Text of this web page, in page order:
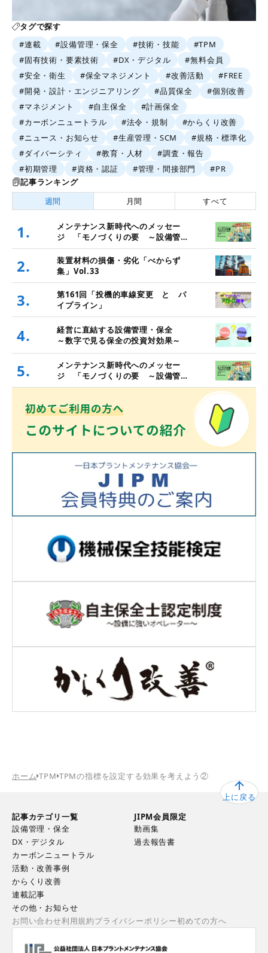
タグで探す
#連載
#設備管理・保全 #技術・技能
#TPM
#固有技術・要素技術
#DX・デジタル
#無料会員
#安全・衛生
#保全マネジメント #改善活動
#FREE
#開発・設計・エンジニアリング
#品質保全
#個別改善
#マネジメント
#自主保全
#計画保全
#カーボンニュートラル
#法令・規制
#からくり改善
#ニュース・お知らせ
#生産管理・SCM
#規格・標準化
#ダイバーシティ
#教育・人材
#調査・報告
#初期管理
#資格・認証 #管理・間接部門
#PR
記事ランキング
週間
月間 すべて
1.
メンテナンス新時代へのメッセー
ジ 「モノづくりの要 ～設備管
理・保全と価値創造～」
2.
装置材料の損傷・劣化「べからず
集」Vol.33
3.
第161回「投機的車線変更 と パ
イプライン」
4.
経営に直結する設備管理・保全
～数字で見る保全の投資対効果～
5.
メンテナンス新時代へのメッセー
ジ 「モノづくりの要 ～設備管
理・保全と価値創造～」
ホーム TPM TPMの指標を設定する効果を考えよう②
上に戻る
記事カテゴリ一覧
設備管理・保全
DX・デジタル
カーボンニュートラル
活動・改善事例
からくり改善
連載記事
その他・お知らせ
JIPM会員限定
動画集
過去報告書
お問い合わせ利用規約プライバシーポリシー初めての方へ